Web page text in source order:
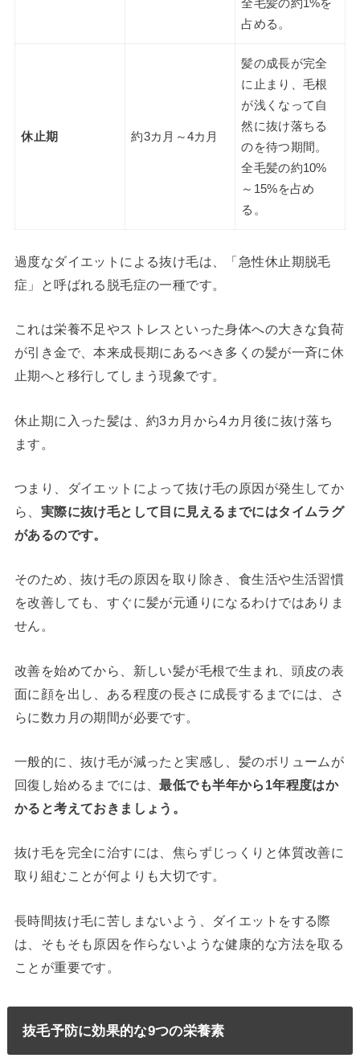
全毛髪の約1%を
占める。
休止期 約3カ月～4カ月
髪の成長が完全
に止まり、毛根
が浅くなって自
然に抜け落ちる
のを待つ期間。
全毛髪の約10%
～15%を占め
る。
過度なダイエットによる抜け毛は、「急性休止期脱毛
症」と呼ばれる脱毛症の一種です。
これは栄養不足やストレスといった身体への大きな負荷
が引き金で、本来成長期にあるべき多くの髪が一斉に休
止期へと移行してしまう現象です。
休止期に入った髪は、約3カ月から4カ月後に抜け落ち
ます。
つまり、ダイエットによって抜け毛の原因が発生してか
ら、 実際に抜け毛として目に見えるまでにはタイムラグ
があるのです。
そのため、抜け毛の原因を取り除き、食生活や生活習慣
を改善しても、すぐに髪が元通りになるわけではありま
せん。
改善を始めてから、新しい髪が毛根で生まれ、頭皮の表
面に顔を出し、ある程度の長さに成長するまでには、さ
らに数カ月の期間が必要です。
一般的に、抜け毛が減ったと実感し、髪のボリュームが
回復し始めるまでには、最低でも半年から1年程度はか
かると考えておきましょう。
抜け毛を完全に治すには、焦らずじっくりと体質改善に
取り組むことが何よりも大切です。
長時間抜け毛に苦しまないよう、ダイエットをする際
は、そもそも原因を作らないような健康的な方法を取る
ことが重要です。
抜毛予防に効果的な9つの栄養素